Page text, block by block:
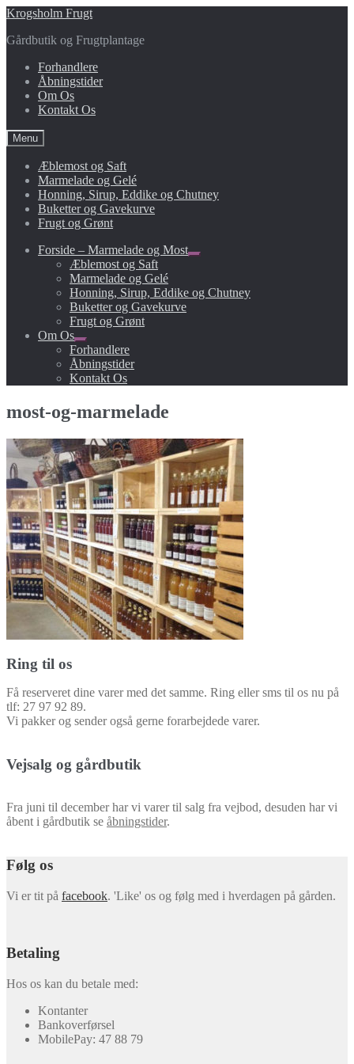
Spring
navigation
Spring
indhold
Krogs​holm Frugt
Gårdbutik og Frugtplantage
Forhandlere
Åbningstider
Om Os
Kontakt Os
Menu
Æblemost og Saft
Marmelade og Gelé
Honning, Sirup, Eddike og Chutney
Buketter og Gavekurve
Frugt og Grønt
Forside – Marmelade og Most
Æblemost og Saft
Marmelade og Gelé
Honning, Sirup, Eddike og Chutney
Buketter og Gavekurve
Frugt og Grønt
Om Os
Udfold
undermenu
Forhandlere
Åbningstider
Kontakt Os
most-og-marmelade
Ring til os
Få reserveret dine varer med det samme. Ring eller sms til os nu på
tlf: 27 97 92 89.
Vi pakker og sender også gerne forarbejdede varer.
Vejsalg og gårdbutik
Fra juni til december har vi varer til salg fra vejbod, desuden har vi
åbent i gårdbutik se åbningstider.
Følg os
Vi er tit på facebook. 'Like' os og følg med i hverdagen på gården.
Betaling
Hos os kan du betale med:
Kontanter
Bankoverførsel
MobilePay: 47 88 79